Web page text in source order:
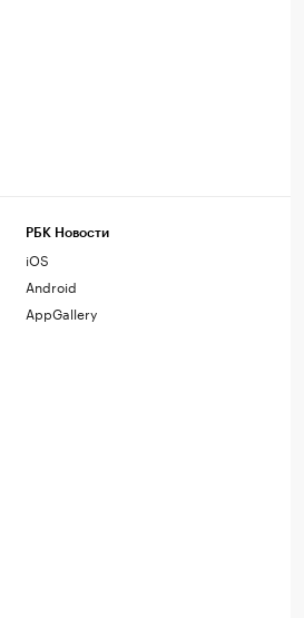
РБК Новости
iOS
Android
AppGallery